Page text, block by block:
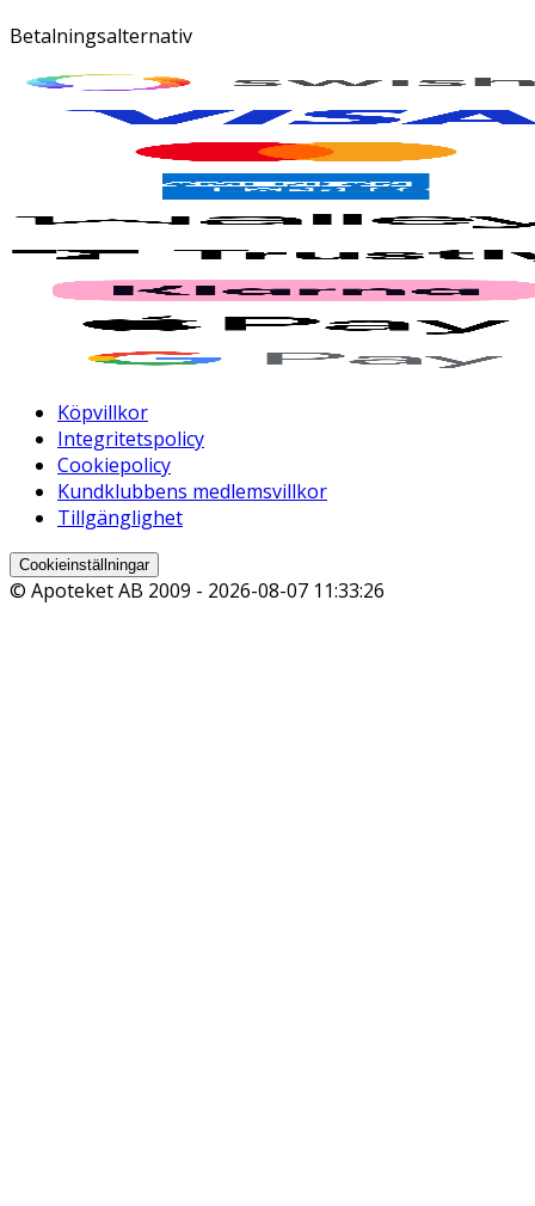
Betalningsalternativ
Köpvillkor
Integritetspolicy
Cookiepolicy
Kundklubbens medlemsvillkor
Tillgänglighet
Cookieinställningar
© Apoteket AB 2009 - 2026-08-07 11:33:26